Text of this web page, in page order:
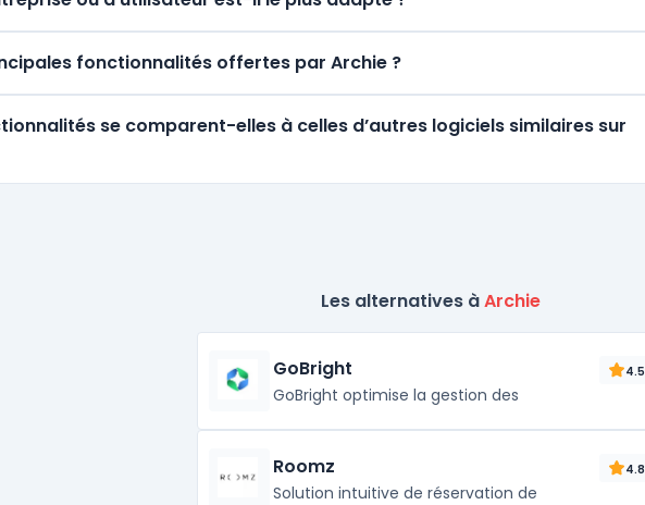
fonctionnalités offertes par Archie ?
se comparent-elles à celles d’autres logiciels similaires sur
Les alternatives àArchie
GoBright 4.5
GoBright optimise la gestion des
Roomz 4.8
Solution intuitive de réservation de